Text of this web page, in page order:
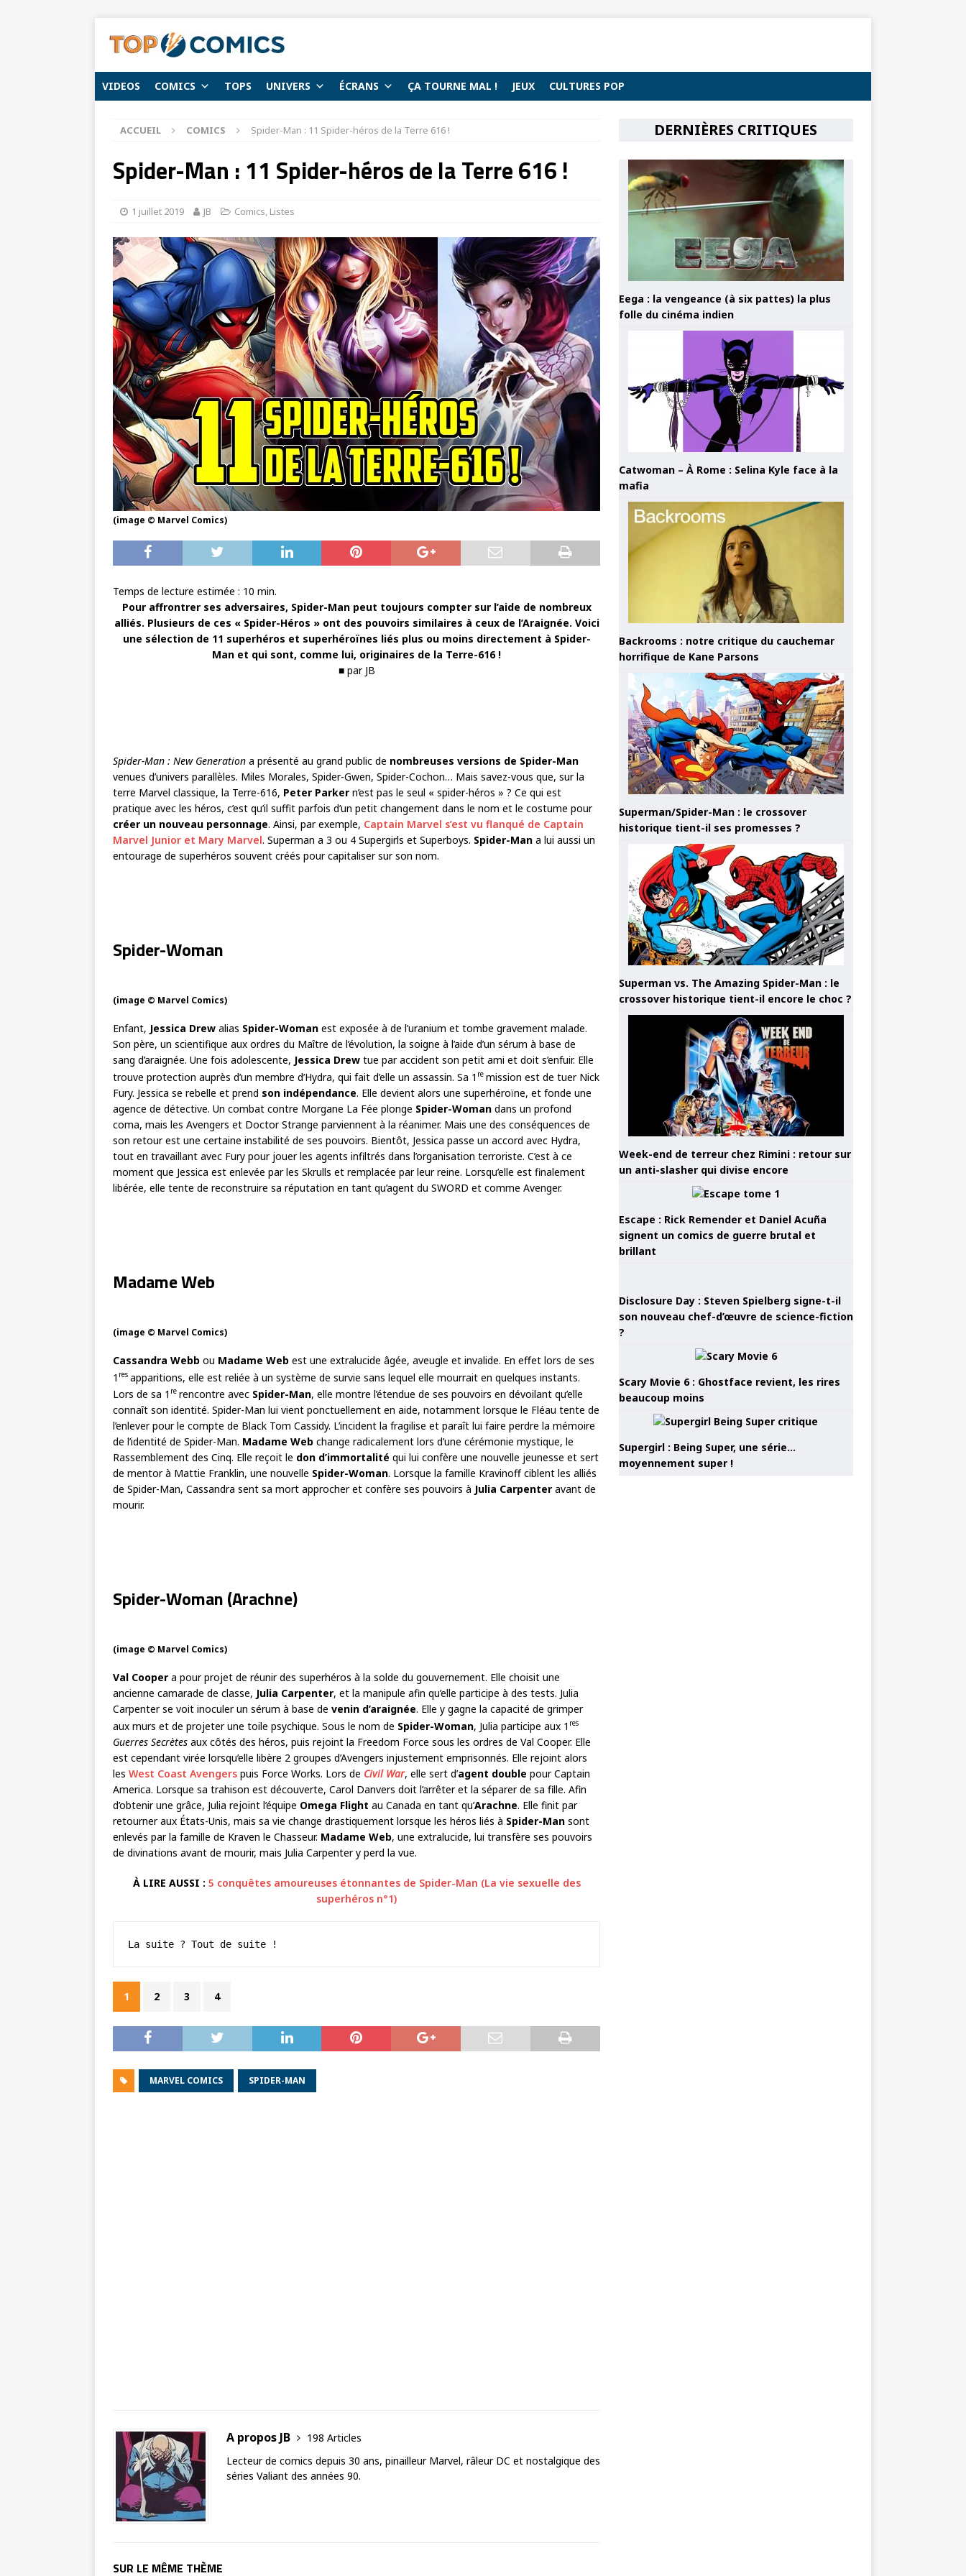
VIDEOS COMICS TOPS UNIVERS ÉCRANS ÇA TOURNE MAL ! JEUX CULTURES POP
ACCUEIL COMICS Spider-Man : 11 Spider-héros de la Terre 616 !
Spider-Man : 11 Spider-héros de la Terre 616 !
1 juillet 2019 JB Comics, Listes
(image © Marvel Comics)
Temps de lecture estimée : 10 min.
Pour affrontrer ses adversaires, Spider-Man peut toujours compter sur l’aide de nombreux
alliés. Plusieurs de ces « Spider-Héros » ont des pouvoirs similaires à ceux de l’Araignée. Voici
une sélection de 11 superhéros et superhéroïnes liés plus ou moins directement à Spider-
Man et qui sont, comme lui, originaires de la Terre-616 !
■ par JB
Spider-Man : New Generation a présenté au grand public de nombreuses versions de Spider-Man
venues d’univers parallèles. Miles Morales, Spider-Gwen, Spider-Cochon… Mais savez-vous que, sur la
terre Marvel classique, la Terre-616, Peter Parker n’est pas le seul « spider-héros » ? Ce qui est
pratique avec les héros, c’est qu’il suffit parfois d’un petit changement dans le nom et le costume pour
créer un nouveau personnage. Ainsi, par exemple, Captain Marvel s’est vu flanqué de Captain
Marvel Junior et Mary Marvel. Superman a 3 ou 4 Supergirls et Superboys. Spider-Man a lui aussi un
entourage de superhéros souvent créés pour capitaliser sur son nom.
Spider-Woman
(image © Marvel Comics)
Enfant, Jessica Drew alias Spider-Woman est exposée à de l’uranium et tombe gravement malade.
Son père, un scientifique aux ordres du Maître de l’évolution, la soigne à l’aide d’un sérum à base de
sang d’araignée. Une fois adolescente, Jessica Drew tue par accident son petit ami et doit s’enfuir. Elle
trouve protection auprès d’un membre d’Hydra, qui fait d’elle un assassin. Sa 1 re mission est de tuer Nick
Fury. Jessica se rebelle et prend son indépendance. Elle devient alors une superhéroïne, et fonde une
agence de détective. Un combat contre Morgane La Fée plonge Spider-Woman dans un profond
coma, mais les Avengers et Doctor Strange parviennent à la réanimer. Mais une des conséquences de
son retour est une certaine instabilité de ses pouvoirs. Bientôt, Jessica passe un accord avec Hydra,
tout en travaillant avec Fury pour jouer les agents infiltrés dans l’organisation terroriste. C’est à ce
moment que Jessica est enlevée par les Skrulls et remplacée par leur reine. Lorsqu’elle est finalement
libérée, elle tente de reconstruire sa réputation en tant qu’agent du SWORD et comme Avenger.
Madame Web
(image © Marvel Comics)
Cassandra Webb ou Madame Web est une extralucide âgée, aveugle et invalide. En effet lors de ses
1 res apparitions, elle est reliée à un système de survie sans lequel elle mourrait en quelques instants.
Lors de sa 1 re rencontre avec Spider-Man, elle montre l’étendue de ses pouvoirs en dévoilant qu’elle
connaît son identité. Spider-Man lui vient ponctuellement en aide, notamment lorsque le Fléau tente de
l’enlever pour le compte de Black Tom Cassidy. L’incident la fragilise et paraît lui faire perdre la mémoire
de l’identité de Spider-Man. Madame Web change radicalement lors d’une cérémonie mystique, le
Rassemblement des Cinq. Elle reçoit le don d’immortalité qui lui confère une nouvelle jeunesse et sert
de mentor à Mattie Franklin, une nouvelle Spider-Woman. Lorsque la famille Kravinoff ciblent les alliés
de Spider-Man, Cassandra sent sa mort approcher et confère ses pouvoirs à Julia Carpenter avant de
mourir.
Spider-Woman (Arachne)
(image © Marvel Comics)
Val Cooper a pour projet de réunir des superhéros à la solde du gouvernement. Elle choisit une
ancienne camarade de classe, Julia Carpenter, et la manipule afin qu’elle participe à des tests. Julia
Carpenter se voit inoculer un sérum à base de venin d’araignée. Elle y gagne la capacité de grimper
aux murs et de projeter une toile psychique. Sous le nom de Spider-Woman, Julia participe aux 1 res
Guerres Secrètes aux côtés des héros, puis rejoint la Freedom Force sous les ordres de Val Cooper. Elle
est cependant virée lorsqu’elle libère 2 groupes d’Avengers injustement emprisonnés. Elle rejoint alors
les West Coast Avengers puis Force Works. Lors de Civil War, elle sert d’agent double pour Captain
America. Lorsque sa trahison est découverte, Carol Danvers doit l’arrêter et la séparer de sa fille. Afin
d’obtenir une grâce, Julia rejoint l’équipe Omega Flight au Canada en tant qu’Arachne. Elle finit par
retourner aux États-Unis, mais sa vie change drastiquement lorsque les héros liés à Spider-Man sont
enlevés par la famille de Kraven le Chasseur. Madame Web, une extralucide, lui transfère ses pouvoirs
de divinations avant de mourir, mais Julia Carpenter y perd la vue.
À LIRE AUSSI : 5 conquêtes amoureuses étonnantes de Spider-Man (La vie sexuelle des
superhéros n°1)
La suite ? Tout de suite !
1 2 3 4
MARVEL COMICS SPIDER-MAN
A propos JB
198 Articles
Lecteur de comics depuis 30 ans, pinailleur Marvel, râleur DC et nostalgique des
séries Valiant des années 90.
SUR LE MÊME THÈME
DERNIÈRES CRITIQUES
Eega : la vengeance (à six pattes) la plus
folle du cinéma indien
Catwoman – À Rome : Selina Kyle face à la
mafia
Backrooms : notre critique du cauchemar
horrifique de Kane Parsons
Superman/Spider-Man : le crossover
historique tient-il ses promesses ?
Superman vs. The Amazing Spider-Man : le
crossover historique tient-il encore le choc ?
Week-end de terreur chez Rimini : retour sur
un anti-slasher qui divise encore
Escape : Rick Remender et Daniel Acuña
signent un comics de guerre brutal et
brillant
Disclosure Day : Steven Spielberg signe-t-il
son nouveau chef-d’œuvre de science-fiction
?
Scary Movie 6 : Ghostface revient, les rires
beaucoup moins
Supergirl : Being Super, une série…
moyennement super !